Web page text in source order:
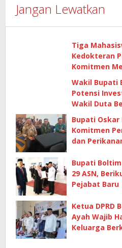
Jangan Lewatkan
Tiga
Kedokteran
Komitmen
Wakil Bupati
Potensi
Wakil Duta
Bupati
Komitmen
dan
Bupati
29 ASN,
Pejabat Baru
Ketua DPRD
Ayah Wajib
Keluarga